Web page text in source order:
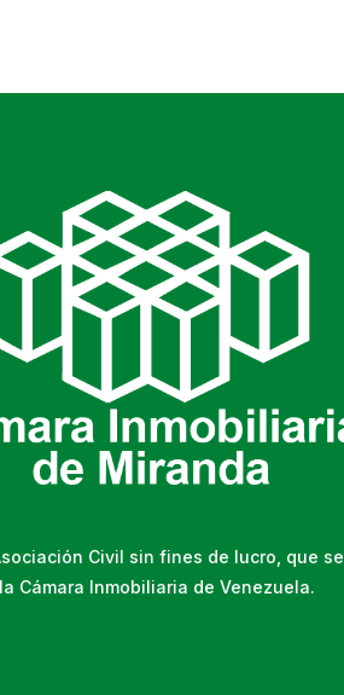
Civil sin fines de lucro, que se
Cámara Inmobiliaria de Venezuela.